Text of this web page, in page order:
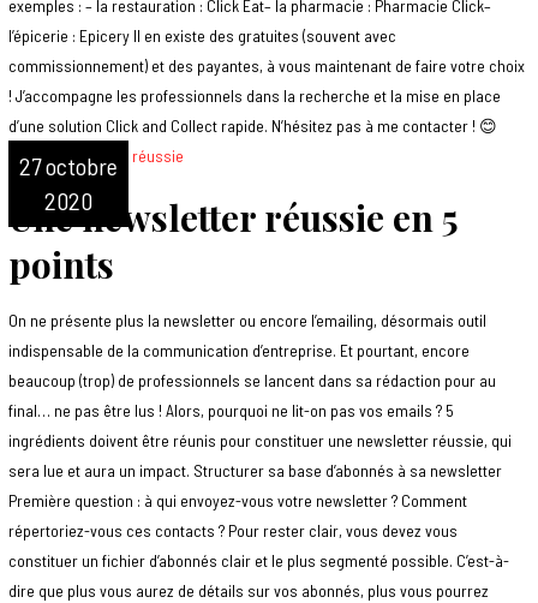
exemples : – la restauration : Click Eat– la pharmacie : Pharmacie Click–
l’épicerie : Epicery Il en existe des gratuites (souvent avec
commissionnement) et des payantes, à vous maintenant de faire votre choix
! J’accompagne les professionnels dans la recherche et la mise en place
d’une solution Click and Collect rapide. N’hésitez pas à me contacter ! 😊
Une newsletter réussie en 5
points
27 octobre
2020
On ne présente plus la newsletter ou encore l’emailing, désormais outil
indispensable de la communication d’entreprise. Et pourtant, encore
beaucoup (trop) de professionnels se lancent dans sa rédaction pour au
final… ne pas être lus ! Alors, pourquoi ne lit-on pas vos emails ? 5
ingrédients doivent être réunis pour constituer une newsletter réussie, qui
sera lue et aura un impact. Structurer sa base d’abonnés à sa newsletter
Première question : à qui envoyez-vous votre newsletter ? Comment
répertoriez-vous ces contacts ? Pour rester clair, vous devez vous
constituer un fichier d’abonnés clair et le plus segmenté possible. C’est-à-
dire que plus vous aurez de détails sur vos abonnés, plus vous pourrez